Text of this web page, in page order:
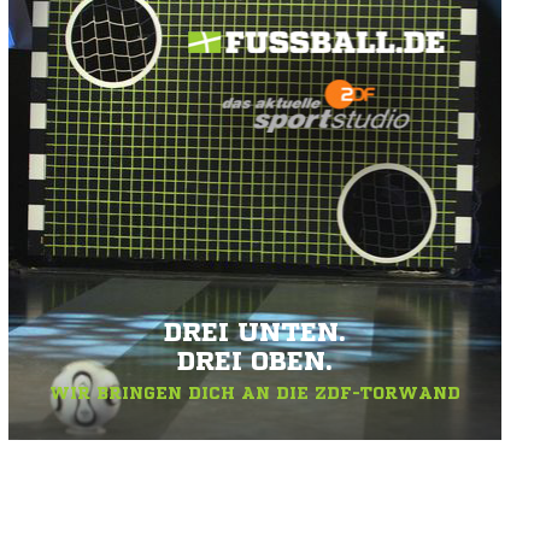
DREI UNTEN.
DREI OBEN.
WIR BRINGEN DICH AN DIE ZDF-TORWAND